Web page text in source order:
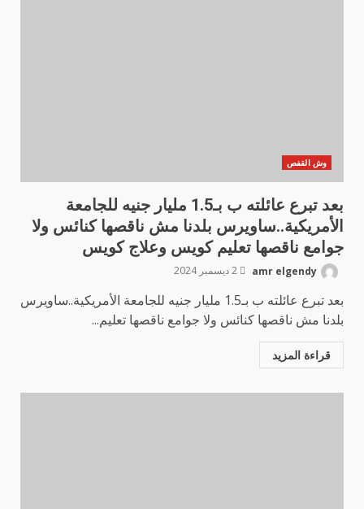
وش القفص
بعد تبرع عائلته ب بـ1.5 مليار جنيه للجامعة
الأمريكية..ساويرس بلدنا مش ناقصها كنائس ولا
جوامع ناقصها تعليم كويس وعلاج كويس
بعد تبرع عائلته ب بـ1.5 مليار جنيه للجامعة الأمريكية..ساويرس
بلدنا مش ناقصها كنائس ولا جوامع ناقصها تعليم...
قراءة المزيد